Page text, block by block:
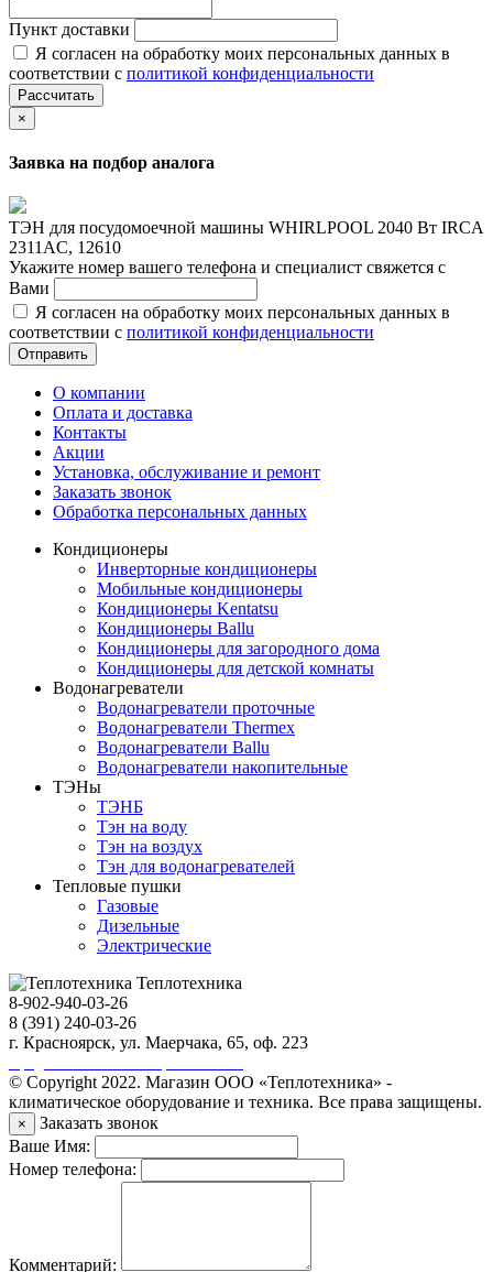
Пункт доставки
Я согласен на обработку моих персональных данных в
соответствии с политикой конфиденциальности
Рассчитать
×
Заявка на подбор аналога
ТЭН для посудомоечной машины WHIRLPOOL 2040 Вт IRCA
2311AC, 12610
Укажите номер вашего телефона и специалист свяжется с
Вами
Я согласен на обработку моих персональных данных в
соответствии с политикой конфиденциальности
Отправить
О компании
Оплата и доставка
Контакты
Акции
Установка, обслуживание и ремонт
Заказать звонок
Обработка персональных данных
Кондиционеры
Инверторные кондиционеры
Мобильные кондиционеры
Кондиционеры Kentatsu
Кондиционеры Ballu
Кондиционеры для загородного дома
Кондиционеры для детской комнаты
Водонагреватели
Водонагреватели проточные
Водонагреватели Thermex
Водонагреватели Ballu
Водонагреватели накопительные
ТЭНы
ТЭНБ
Тэн на воду
Тэн на воздух
Тэн для водонагревателей
Тепловые пушки
Газовые
Дизельные
Электрические
Теплотехника
8-902-940-03-26
8 (391) 240-03-26
г. Красноярск, ул. Маерчака, 65, оф. 223
© Copyright 2022. Магазин ООО «Теплотехника» -
климатическое оборудование и техника. Все права защищены.
×
Заказать звонок
Ваше Имя:
Номер телефона:
Комментарий: